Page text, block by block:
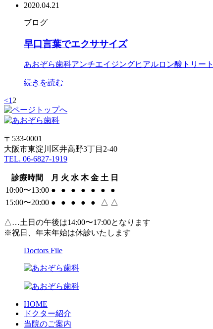
2020.04.21
ブログ
早口言葉でエクササイズ
あおぞら歯科アンチエイジングヒアルロン酸トリー
続きを読む
<1 2
〒533-0001
大阪市東淀川区井高野3丁目2-40
TEL. 06-6827-1919
診療時間 月 火 水 木 金 土 日
10:00〜13:00 ● ● ● ● ● ●
●
15:00〜20:00 ● ● ● ● ● △ △
△…土日の午後は14:00〜17:00となります
※祝日、年末年始は休診いたします
Doctors File
HOME
ドクター紹介
当院のご案内